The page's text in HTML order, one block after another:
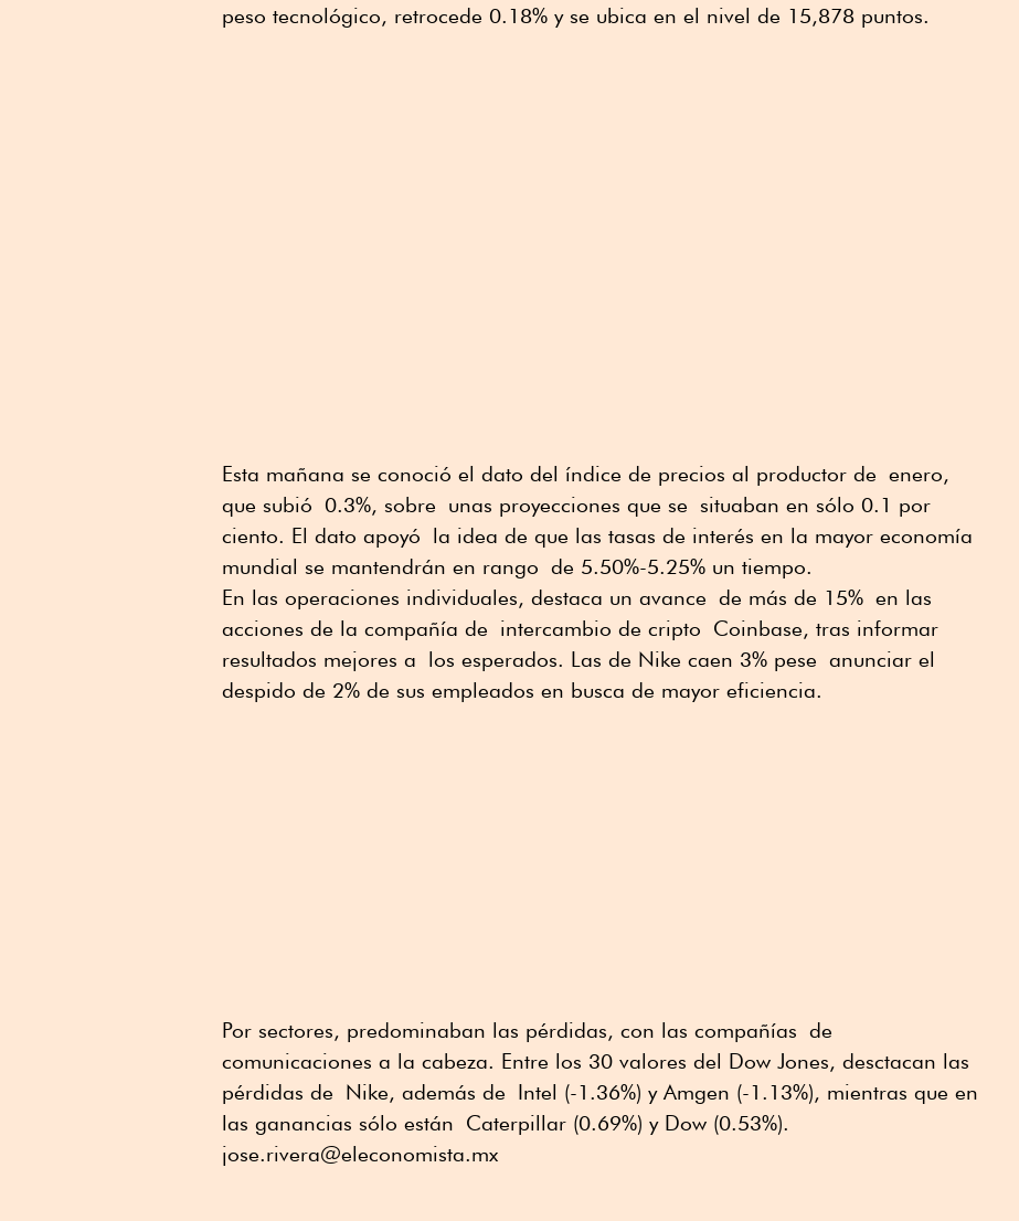
peso tecnológico, retrocede 0.18% y se ubica en el nivel de 15,878 puntos.
Esta mañana se conoció el dato del índice de precios al productor de enero,
que subió 0.3%, sobre unas proyecciones que se situaban en sólo 0.1 por
ciento. El dato apoyó la idea de que las tasas de interés en la mayor economía
mundial se mantendrán en rango de 5.50%-5.25% un tiempo.
En las operaciones individuales, destaca un avance de más de 15% en las
acciones de la compañía de intercambio de cripto Coinbase, tras informar
resultados mejores a los esperados. Las de Nike caen 3% pese anunciar el
despido de 2% de sus empleados en busca de mayor eficiencia.
Por sectores, predominaban las pérdidas, con las compañías de
comunicaciones a la cabeza. Entre los 30 valores del Dow Jones, desctacan las
pérdidas de Nike, además de Intel (-1.36%) y Amgen (-1.13%), mientras que en
las ganancias sólo están Caterpillar (0.69%) y Dow (0.53%).
jose.rivera@eleconomista.mx